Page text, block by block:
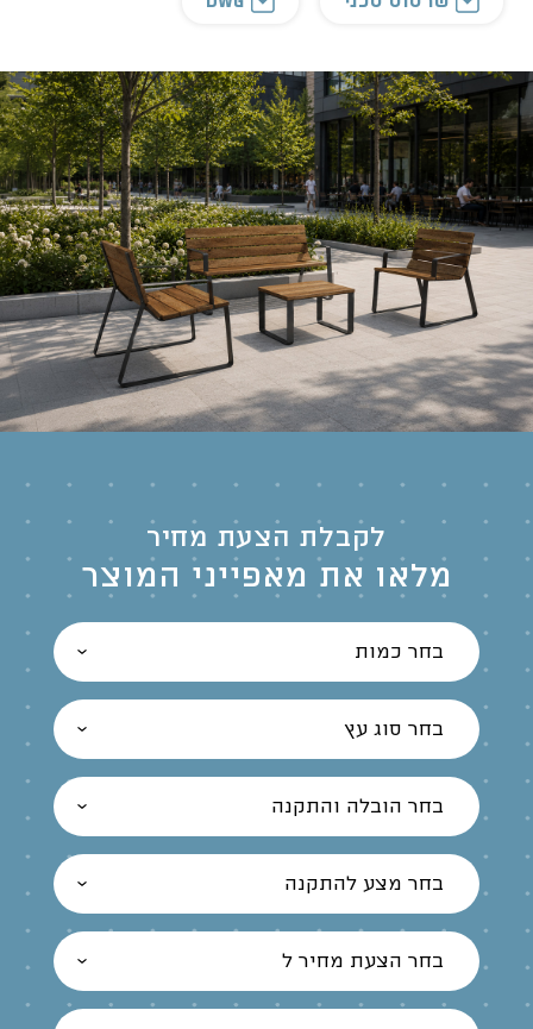
לקבלת הצעת מחיר
מלאו את מאפייני המוצר
בחר כמות
בחר סוג עץ
בחר הובלה והתקנה
בחר מצע להתקנה
בחר הצעת מחיר ל